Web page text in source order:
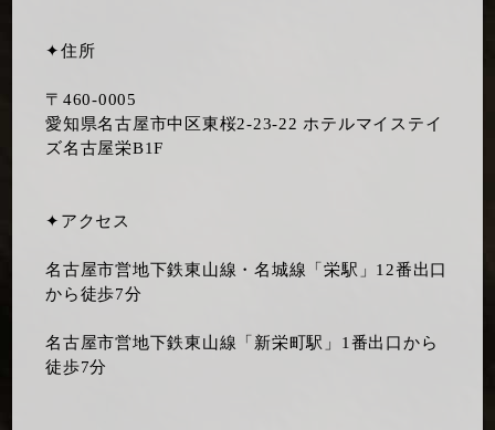
✦住所
〒460-0005
愛知県名古屋市中区東桜2-23-22 ホテルマイステイ
ズ名古屋栄B1F
✦アクセス
名古屋市営地下鉄東山線・名城線「栄駅」12番出口
から徒歩7分
名古屋市営地下鉄東山線「新栄町駅」1番出口から
徒歩7分